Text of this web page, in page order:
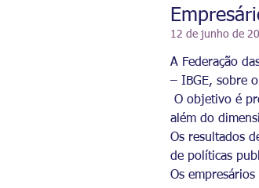
12 de junho de
A Federação
– IBGE, sobre
O objetivo é
além do
Os resultados
de políticas
Os